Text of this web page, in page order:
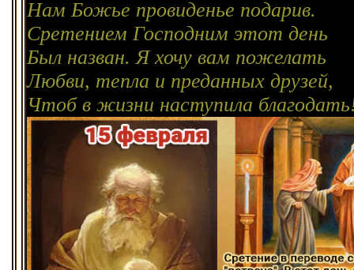
Нам Божье провиденье подарив.
Сретением Господним этот день
Был назван. Я хочу вам пожелать
Любви, тепла и преданных друзей,
Чтоб в жизни наступила